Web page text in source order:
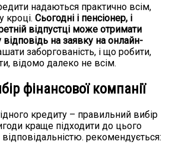
надаються практично всім,
кроці. Сьогодні і пенсіонер, і
відпустці може отримати
на заявку на онлайн-
заборгованість, і що робити,
відомо далеко не всім.
фінансової компанії
кредиту – правильний вибір
краще підходити до цього
рекомендується: